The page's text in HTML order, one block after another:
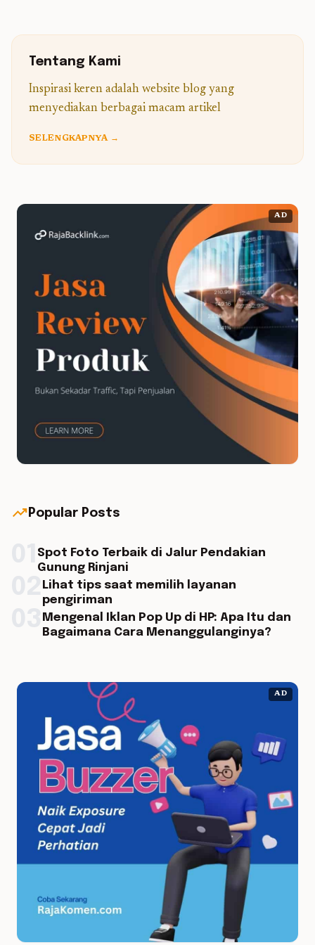
Tentang Kami
Inspirasi keren adalah website blog yang
menyediakan berbagai macam artikel
SELENGKAPNYA →
AD
trending_up Popular Posts
Spot Foto Terbaik di Jalur Pendakian
Gunung Rinjani
Lihat tips saat memilih layanan
pengiriman
Mengenal Iklan Pop Up di HP: Apa Itu dan
Bagaimana Cara Menanggulanginya?
AD